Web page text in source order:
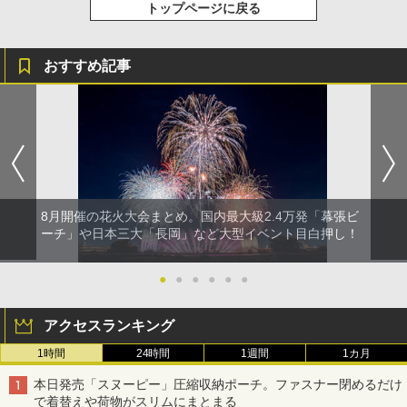
トップページに戻る
おすすめ記事
8月開催の花火大会まとめ。国内最大級2.4万発「幕張ビ
ーチ」や日本三大「長岡」など大型イベント目白押し！
● ● ● ● ● ●
アクセスランキング
1時間 24時間 1週間 1カ月
本日発売「スヌーピー」圧縮収納ポーチ。ファスナー閉めるだけ
で着替えや荷物がスリムにまとまる